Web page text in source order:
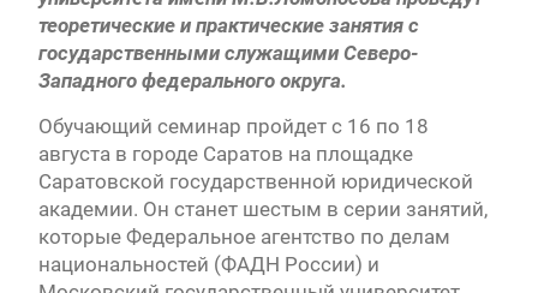
теоретические и практические занятия с
государственными служащими Северо-
Западного федерального округа.
Обучающий семинар пройдет с 16 по 18
августа в городе Саратов на площадке
Саратовской государственной юридической
академии. Он станет шестым в серии занятий,
которые Федеральное агентство по делам
национальностей (ФАДН России) и